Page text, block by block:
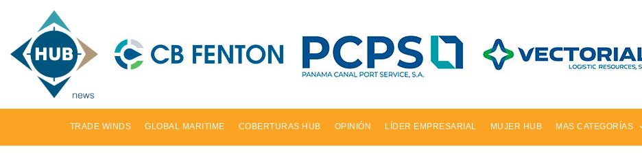
TRADE WINDS GLOBAL MARITIME COBERTURAS HUB OPINIÓN LÍDER EMPRESARIAL MUJER HUB MAS CATEGORÍAS